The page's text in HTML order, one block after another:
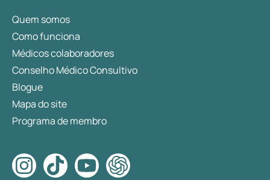
Quem somos
Como funciona
Médicos colaboradores
Conselho Médico Consultivo
Blogue
Mapa do site
Programa de membro